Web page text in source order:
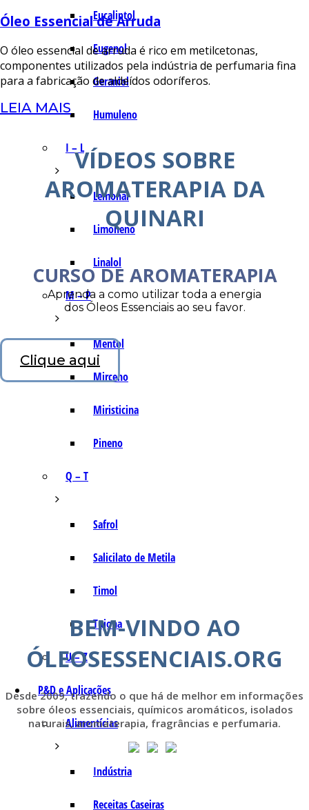
Eucaliptol
Eugenol
Geraniol
Humuleno
I – L
Lemonal
Limoneno
Linalol
M – P
Mentol
Mirceno
Miristicina
Pineno
Q – T
Safrol
Salicilato de Metila
Timol
Tujona
U – Z
P&D e Aplicações
Alimentícias
Indústria
Receitas Caseiras
Óleo Essencial de Arruda
O óleo essencial de arruda é rico em metilcetonas,
componentes utilizados pela indústria de perfumaria fina
para a fabricação de aldeídos odoríferos.
LEIA MAIS
VÍDEOS SOBRE
AROMATERAPIA DA
QUINARI
CURSO DE AROMATERAPIA
Aprenda a como utilizar toda a energia
dos Óleos Essenciais ao seu favor.
Clique aqui
BEM-VINDO AO
ÓLEOSESSENCIAIS.ORG
Desde 2009, trazendo o que há de melhor em informações
sobre óleos essenciais, químicos aromáticos, isolados
naturais, aromaterapia, fragrâncias e perfumaria.